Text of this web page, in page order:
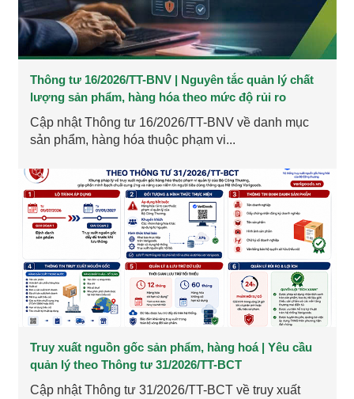
Thông tư 16/2026/TT-BNV | Nguyên tắc quản lý chất
lượng sản phẩm, hàng hóa theo mức độ rủi ro
Cập nhật Thông tư 16/2026/TT-BNV về danh mục
sản phẩm, hàng hóa thuộc phạm vi...
Truy xuất nguồn gốc sản phẩm, hàng hoá | Yêu cầu
quản lý theo Thông tư 31/2026/TT-BCT
Cập nhật Thông tư 31/2026/TT-BCT về truy xuất